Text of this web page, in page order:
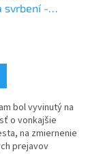
svrbení -
bol vyvinutý na
o vonkajšie
na zmiernenie
prejavov